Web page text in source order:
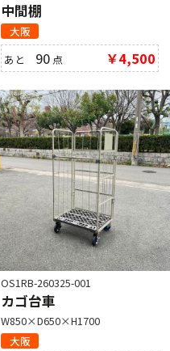
中間棚
大阪
あと 90 点 ￥4,500
OS1RB-260325-001
カゴ台車
W850×D650×H1700
大阪